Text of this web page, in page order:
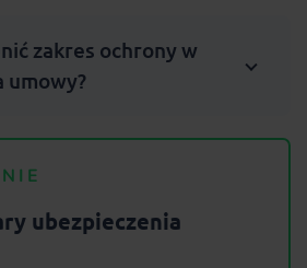
zakres ochrony w
ubezpieczenia